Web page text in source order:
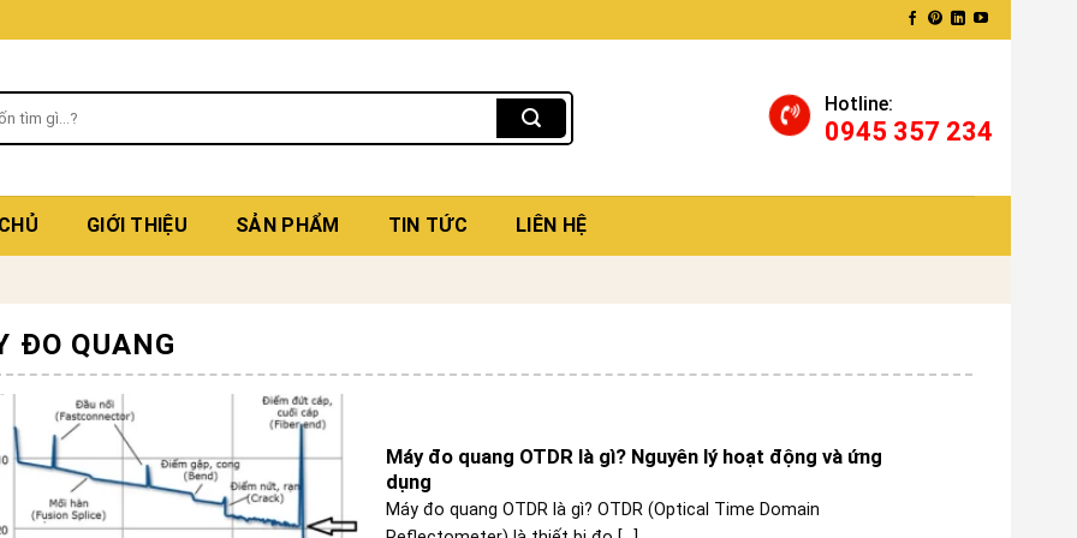
Hotline:
0945 357 234
GIỚI THIỆU SẢN PHẨM TIN TỨC LIÊN HỆ
ĐO QUANG
Máy đo quang OTDR là gì? Nguyên lý hoạt động và ứng
dụng
Máy đo quang OTDR là gì? OTDR (Optical Time Domain